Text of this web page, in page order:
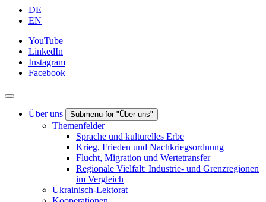
DE
EN
YouTube
LinkedIn
Instagram
Facebook
Über uns Submenu for "Über uns"
Themenfelder
Sprache und kulturelles Erbe
Krieg, Frieden und Nachkriegsordnung
Flucht, Migration und Wertetransfer
Regionale Vielfalt: Industrie- und Grenzregionen
im Vergleich
Ukrainisch-Lektorat